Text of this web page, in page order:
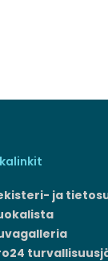
ja